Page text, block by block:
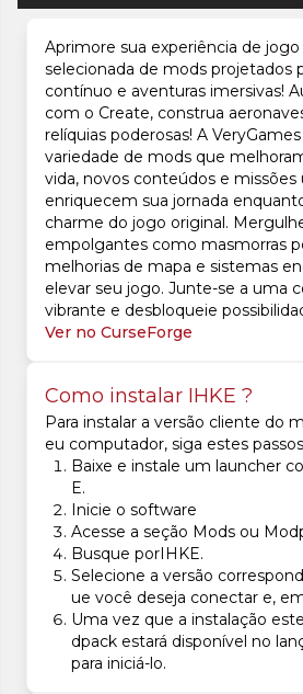
Aprimore sua experiência de
selecionada de mods projetados
contínuo e aventuras imersivas!
com o Create, construa
relíquias poderosas! A
variedade de mods que
vida, novos conteúdos e missões
enriquecem sua jornada
charme do jogo original.
empolgantes como masmorras
melhorias de mapa e sistemas
elevar seu jogo. Junte-se a uma
vibrante e desbloqueie
Ver no CurseForge
Como instalar IHKE ?
Para instalar a versão cliente do
eu computador, siga estes
Baixe e instale um launcher
E.
Inicie o software
Acesse a seção Mods ou
Busque porIHKE.
Selecione a versão
ue você deseja conectar e,
Uma vez que a instalação
dpack estará disponível no
para iniciá-lo.